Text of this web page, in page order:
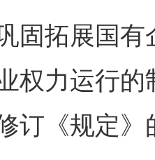
拓展国有
权力运行
订《规定》